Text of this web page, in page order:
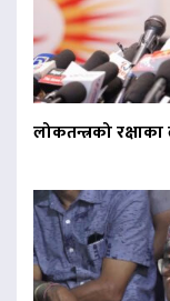
लोकतन्त्रको